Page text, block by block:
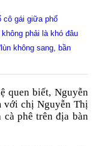
cô gái giữa phố
phải là khó đâu
không sang, bần
quen biết, Nguyễn
với chị Nguyễn Thị
phê trên địa bàn